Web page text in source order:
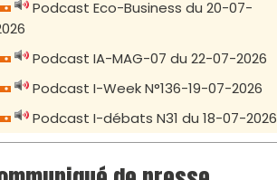
Podcast Eco-Business du 20-07-
Podcast IA-MAG-07 du 22-07-2026
Podcast I-Week N°136-19-07-2026
Podcast I-débats N31 du 18-07-2026